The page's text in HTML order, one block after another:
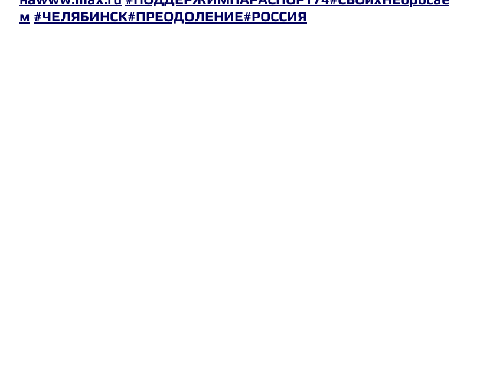
м #ЧЕЛЯБИНСК#ПРЕОДОЛЕНИЕ#РОССИЯ